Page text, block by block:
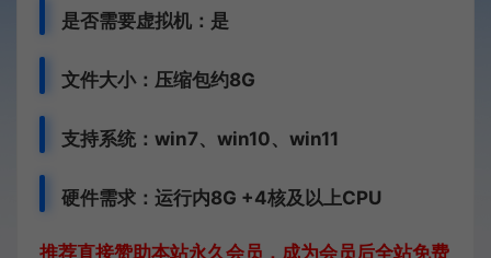
是否需要虚拟机：是
文件大小：压缩包约8G
支持系统：win7、win10、win11
硬件需求：运行内8G +4核及以上CPU
推荐直接赞助本站永久会员，成为会员后全站免费